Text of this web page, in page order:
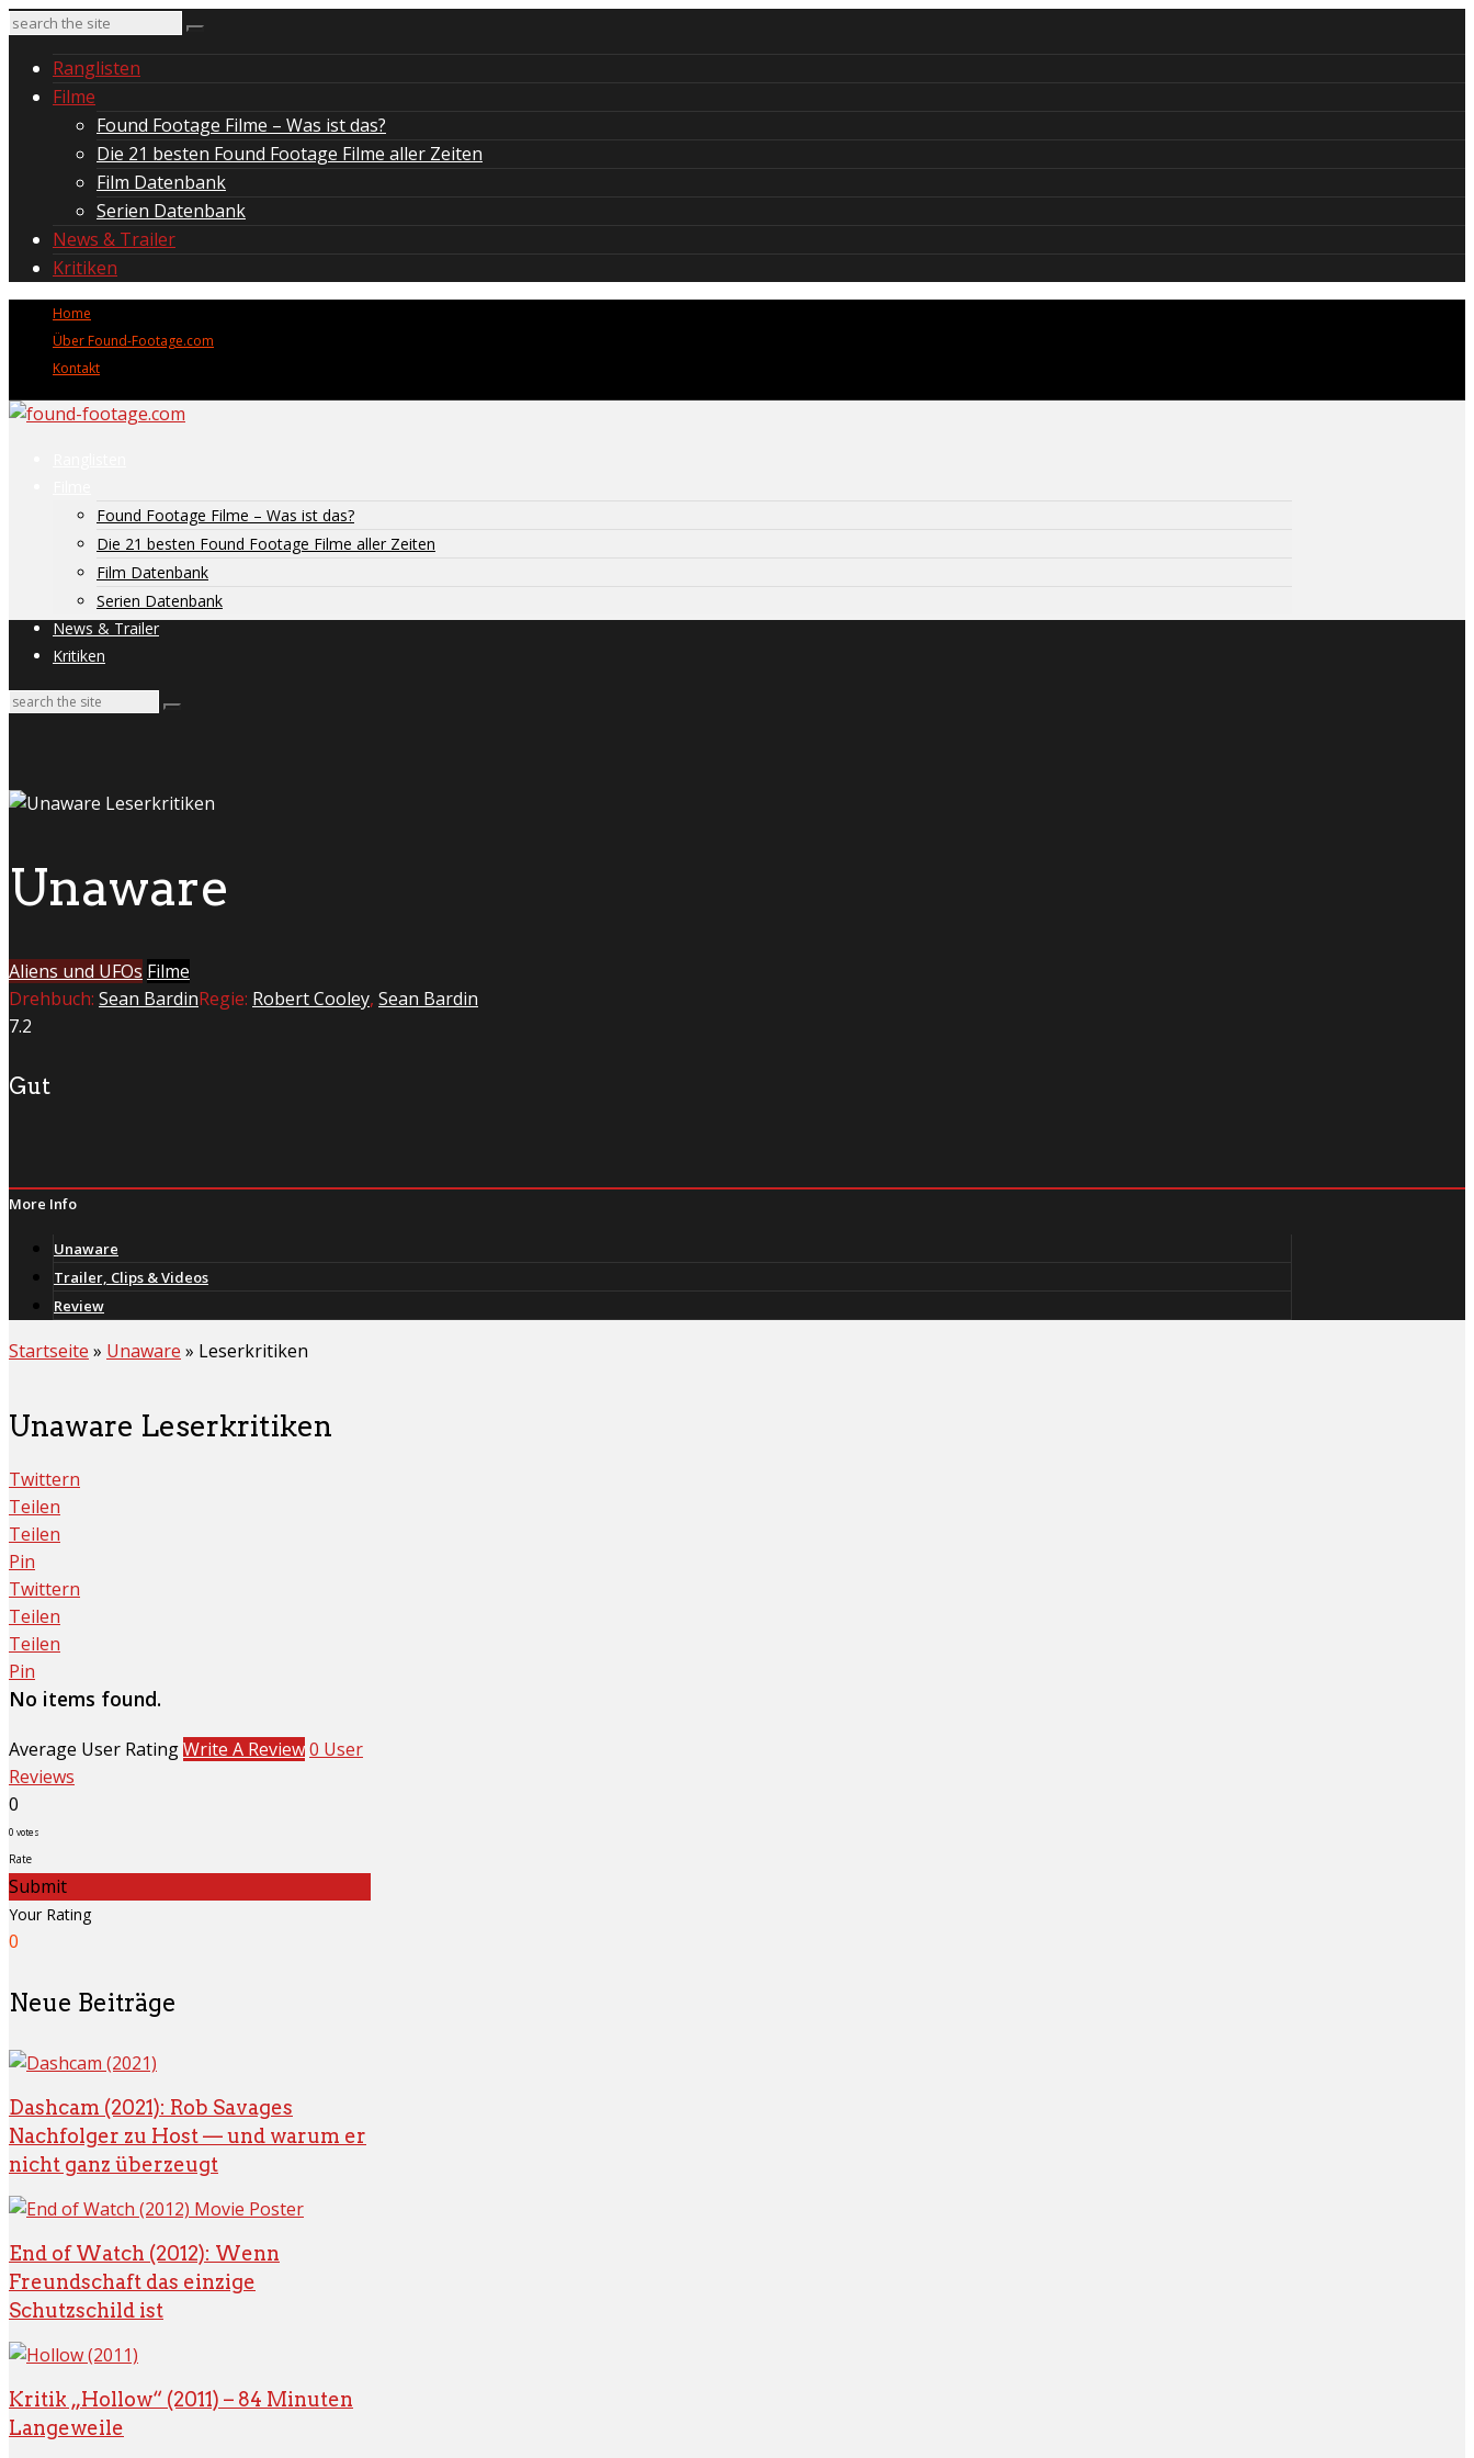
Ranglisten
Filme
Found Footage Filme – Was ist das?
Die 21 besten Found Footage Filme aller Zeiten
Film Datenbank
Serien Datenbank
News & Trailer
Kritiken
Home
Über Found-Footage.com
Kontakt
Found Footage Filme – Was ist das?
Die 21 besten Found Footage Filme aller Zeiten
Film Datenbank
Serien Datenbank
News & Trailer
Kritiken
Unaware
Aliens und UFOs Filme
Drehbuch: Sean BardinRegie: Robert Cooley, Sean Bardin
7.2
Gut
More Info
Unaware
Trailer, Clips & Videos
Review
Startseite » Unaware » Leserkritiken
Unaware Leserkritiken
Twittern
Teilen
Teilen
Pin
Twittern
Teilen
Teilen
Pin
No items found.
Average User RatingWrite A Review0 User
Reviews
0
0 votes
Rate
Submit
Your Rating
0
Neue Beiträge
Dashcam (2021): Rob Savages
Nachfolger zu Host — und warum er
nicht ganz überzeugt
End of Watch (2012): Wenn
Freundschaft das einzige
Schutzschild ist
Kritik „Hollow“ (2011) – 84 Minuten
Langeweile